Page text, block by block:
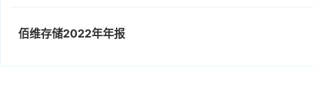
佰维存储2022年年报